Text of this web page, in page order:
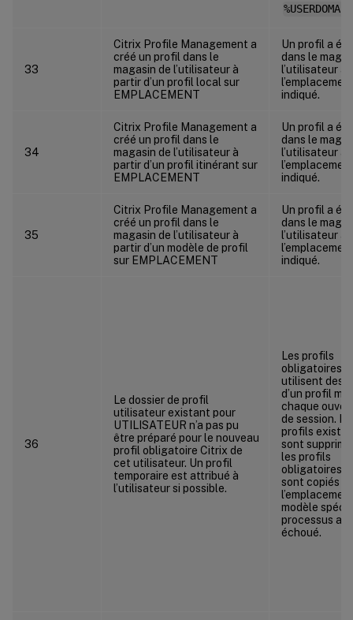
33
Citrix Profile Management a
créé un profil dans le
magasin de l’utilisateur à
partir d’un profil local sur
EMPLACEMENT
Un profil a
dans le
l’utilisateur à
indiqué.
34
Citrix Profile Management a
créé un profil dans le
magasin de l’utilisateur à
partir d’un profil itinérant sur
EMPLACEMENT
Un profil a
dans le
l’utilisateur à
indiqué.
35
Citrix Profile Management a
créé un profil dans le
magasin de l’utilisateur à
partir d’un modèle de profil
sur EMPLACEMENT
Un profil a
dans le
l’utilisateur à
indiqué.
36
Le dossier de profil
utilisateur existant pour
UTILISATEUR n’a pas pu
être préparé pour le nouveau
profil obligatoire Citrix de
cet utilisateur. Un profil
temporaire est attribué à
l’utilisateur si possible.
Les profils
obligatoires
utilisent des
d’un profil
chaque
de session.
profils
sont
les profils
obligatoires
sont copiés
modèle
processus a
échoué.